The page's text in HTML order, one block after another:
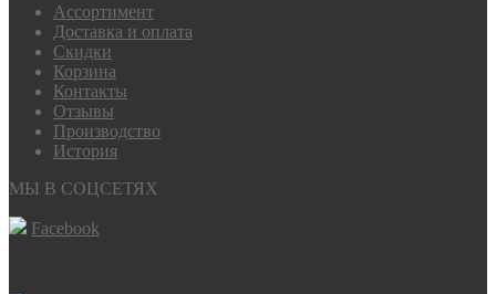
Ассортимент
Доставка и оплата
Скидки
Корзина
Контакты
Отзывы
Производство
История
МЫ В СОЦСЕТЯХ
Facebook